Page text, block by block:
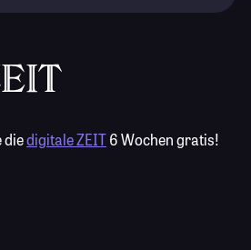
diedigitale ZEIT6 Wochen gratis!